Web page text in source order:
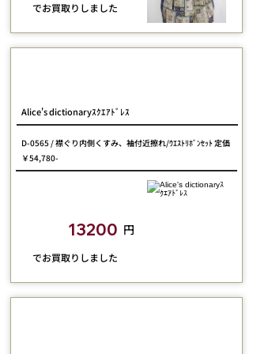
​でお買取りしました
Alice's dictionaryｽｸｴｱﾄﾞﾚｽ
D-0565 / 襟ぐり内側くすみ、袖付近擦れ/ｳｴｽﾄﾘﾎﾞﾝｾｯﾄ 定価
￥54,780-
13200 円
​でお買取りしました